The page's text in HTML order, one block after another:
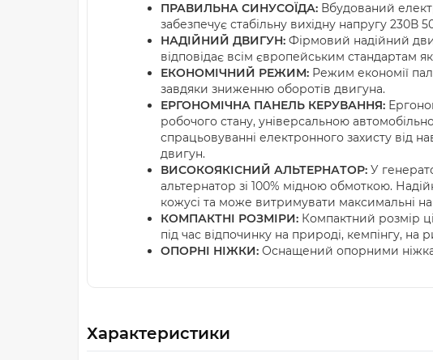
ПРАВИЛЬНА СИНУСОЇДА: Вбудований
забезпечує стабільну вихідну напругу 230В
НАДІЙНИЙ ДВИГУН: Фірмовий надійний
відповідає всім європейським стандартам
ЕКОНОМІЧНИЙ РЕЖИМ: Режим економії
завдяки зниженню оборотів двигуна.
ЕРГОНОМІЧНА ПАНЕЛЬ КЕРУВАННЯ:
робочого стану, універсальною
спрацьовуванні електронного захисту від
двигун.
ВИСОКОЯКІСНИЙ АЛЬТЕРНАТОР: У
альтернатор зі 100% мідною обмоткою.
кожусі та може витримувати максимальні
КОМПАКТНІ РОЗМІРИ: Компактний розмір
під час відпочинку на природі, кемпінгу,
ОПОРНІ НІЖКИ: Оснащений опорними
Характеристики